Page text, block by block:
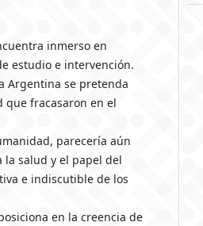
inmerso en
estudio e intervención.
Argentina se pretenda
que fracasaron en el
parecería aún
salud y el papel del
e indiscutible de los
en la creencia de